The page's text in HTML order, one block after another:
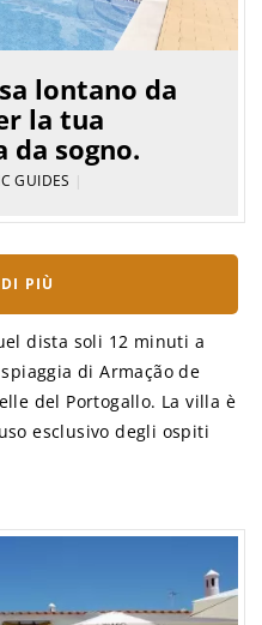
lontano da
la tua
da sogno.
GUIDES |
PIÙ
dista soli 12 minuti a
di Armação de
del Portogallo. La villa è
esclusivo degli ospiti